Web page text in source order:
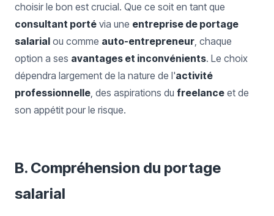
choisir le bon est crucial. Que ce soit en tant que
consultant porté via une entreprise de portage
salarial ou comme auto-entrepreneur, chaque
option a ses avantages et inconvénients. Le choix
dépendra largement de la nature de l'activité
professionnelle, des aspirations du freelance et de
son appétit pour le risque.
B. Compréhension du portage
salarial